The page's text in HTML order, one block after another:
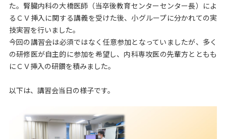
た。腎臓内科の大橋医師（当卒後教育センターセンター長）によ
るＣＶ挿入に関する講義を受けた後、小グループに分かれての実
技実習を行いました。
今回の講習会は必須ではなく任意参加となっていましたが、多く
の研修医が自主的に参加を希望し、内科専攻医の先輩方とともも
にＣＶ挿入の研鑽を積みました。
以下は、講習会当日の様子です。